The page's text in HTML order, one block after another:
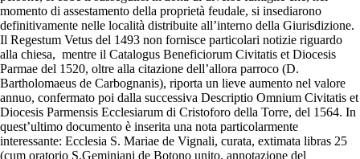
momento di assestamento della proprietà feudale, si insediarono
definitivamente nelle località distribuite all’interno della Giurisdizione.
Il Regestum Vetus del 1493 non fornisce particolari notizie riguardo
alla chiesa, mentre il Catalogus Beneficiorum Civitatis et Diocesis
Parmae del 1520, oltre alla citazione dell’allora parroco (D.
Bartholomaeus de Carbognanis), riporta un lieve aumento nel valore
annuo, confermato poi dalla successiva Descriptio Omnium Civitatis et
Diocesis Parmensis Ecclesiarum di Cristoforo della Torre, del 1564. In
quest’ultimo documento è inserita una nota particolarmente
interessante: Ecclesia S. Mariae de Vignali, curata, extimata libras 25
(cum oratorio S.Geminiani de Botono unito, annotazione del